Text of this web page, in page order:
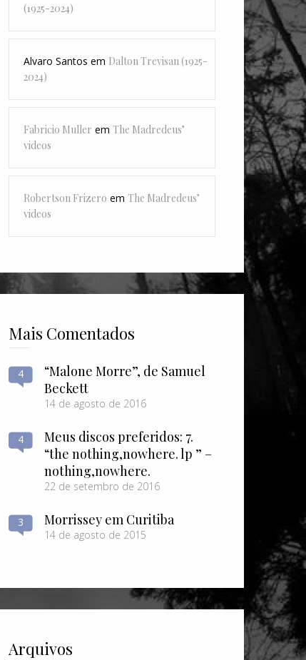
(1925-2024)
Alvaro Santos em Dalton Trevisan (1925-
2024)
Fabricio Muller em The Madredeus’
videos
Robertson Frizero em The Madredeus’
videos
Mais Comentados
4
“Malone Morre”, de Samuel
Beckett
14 de agosto de 2016
4
Meus discos preferidos: 7.
“the nothing​,​nowhere. lp ” –
nothing​,​nowhere.
22 de setembro de 2016
3 Morrissey em Curitiba
14 de agosto de 2015
Arquivos